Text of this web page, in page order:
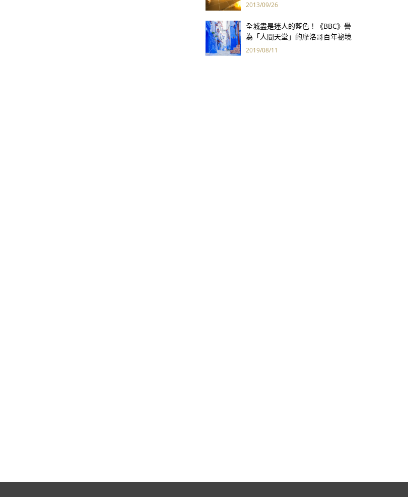
2013/09/26
全城盡是迷人的藍色！《BBC》譽
為「人間天堂」的摩洛哥百年祕境
山城舍夫沙萬Chefchaouen
2019/08/11